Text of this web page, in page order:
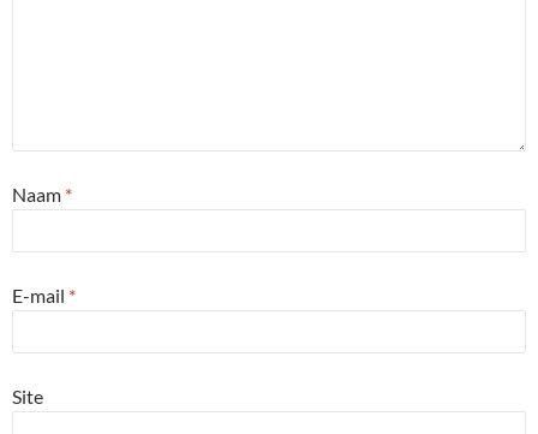
Naam *
E-mail *
Site